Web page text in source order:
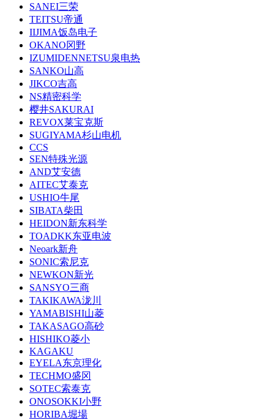
SANEI三荣
TEITSU帝通
IIJIMA饭岛电子
OKANO冈野
IZUMIDENNETSU泉电热
SANKO山高
JIKCO吉高
NS精密科学
樱井SAKURAI
REVOX莱宝克斯
SUGIYAMA杉山电机
CCS
SEN特殊光源
AND艾安德
AITEC艾泰克
USHIO牛尾
SIBATA柴田
HEIDON新东科学
TOADKK东亚电波
Neoark新舟
SONIC索尼克
NEWKON新光
SANSYO三商
TAKIKAWA泷川
YAMABISHI山菱
TAKASAGO高砂
HISHIKO菱小
KAGAKU
EYELA东京理化
TECHMO盛冈
SOTEC索泰克
ONOSOKKI小野
HORIBA堀場